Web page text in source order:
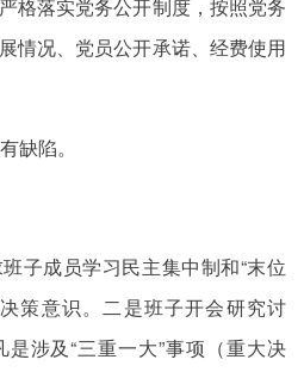
格落实党务公开制度，按照党务
情况、党员公开承诺、经费使用
缺陷。
子成员学习民主集中制和“末位
策意识。二是班子开会研究讨
涉及“三重一大”事项（重大决